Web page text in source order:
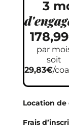
3
par
soit
29,83€/
Location
Frais